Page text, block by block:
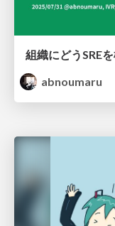
組織にどうSRE
abnoumaru